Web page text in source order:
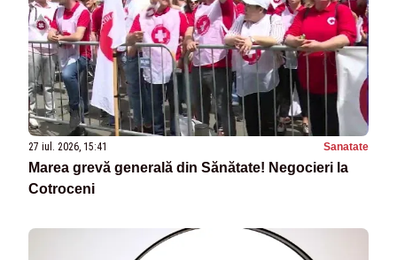
27 iul. 2026, 15:41 Sanatate
Marea grevă generală din Sănătate! Negocieri la
Cotroceni